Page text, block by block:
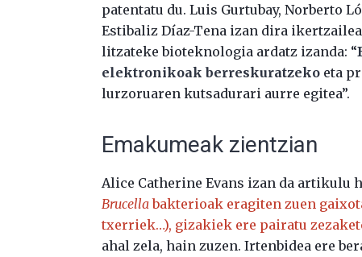
patentatu du. Luis Gurtubay, Norberto
Estibaliz Díaz-Tena izan dira
litzateke bioteknologia ardatz izanda: “
elektronikoak berreskuratzeko eta
lurzoruaren kutsadurari aurre egitea”.
Emakumeak zientzian
Alice Catherine Evans izan da artikulu
Brucellabakterioak eragiten zuen
txerriek…), gizakiek ere pairatu
ahal zela, hain zuzen. Irtenbidea ere